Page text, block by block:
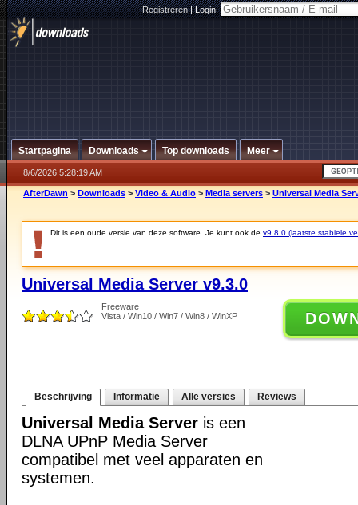
Registreren|Login:
Startpagina Downloads Top downloads Meer
8/6/2026 5:28:19 AM
AfterDawn > Downloads > Video & Audio > Media servers > Universal Media
Dit is een oude versie van deze software. Je kunt ook de v9.8.0 (laatste stabiele
Universal Media Server v9.3.0
Freeware
Vista / Win10 / Win7 / Win8 / WinXP
Beschrijving Informatie Alle versies Reviews
Universal Media Server is een
DLNA UPnP Media Server
compatibel met veel apparaten en
systemen.